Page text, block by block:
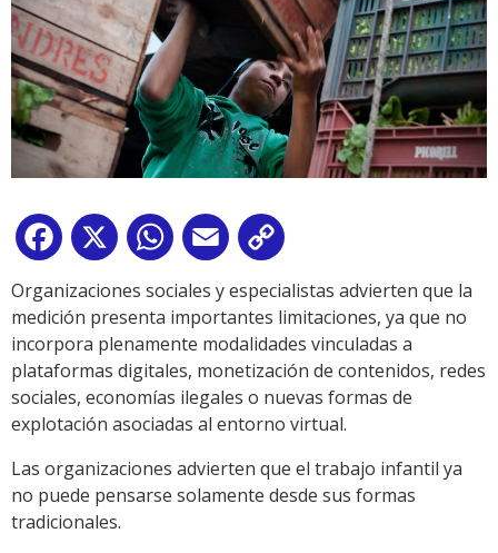
Facebook
X WhatsApp
Email
Link
Organizaciones sociales y especialistas advierten que la
medición presenta importantes limitaciones, ya que no
incorpora plenamente modalidades vinculadas a
plataformas digitales, monetización de contenidos, redes
sociales, economías ilegales o nuevas formas de
explotación asociadas al entorno virtual.
Las organizaciones advierten que el trabajo infantil ya
no puede pensarse solamente desde sus formas
tradicionales.